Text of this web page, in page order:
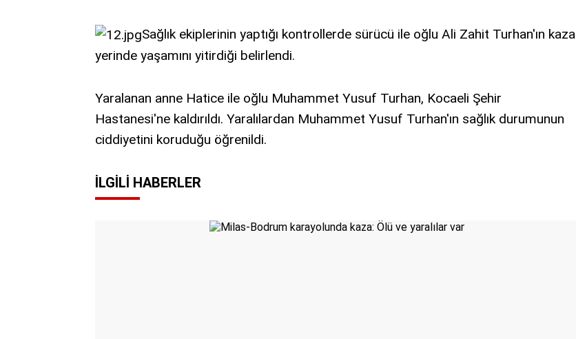
Sağlık ekiplerinin yaptığı kontrollerde sürücü ile oğlu Ali Zahit Turhan'ın kaza
yerinde yaşamını yitirdiği belirlendi.
Yaralanan anne Hatice ile oğlu Muhammet Yusuf Turhan, Kocaeli Şehir
Hastanesi'ne kaldırıldı. Yaralılardan Muhammet Yusuf Turhan'ın sağlık durumunun
ciddiyetini koruduğu öğrenildi.
İLGILI HABERLER